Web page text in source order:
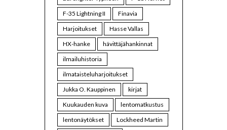
F-35 Lightning II
Finavia
Harjoitukset
Hasse Vallas
HX-hanke
hävittäjähankinnat
ilmailuhistoria
ilmataisteluharjoitukset
Jukka O. Kauppinen
kirjat
Kuukauden kuva
lentomatkustus
lentonäytökset
Lockheed Martin